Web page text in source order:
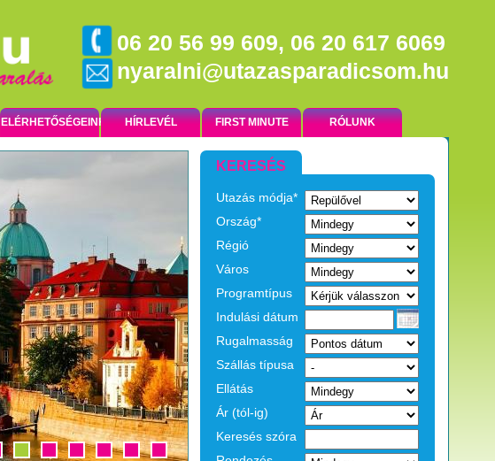
06 20 56 99 609, 06 20 617 6069
nyaralni@utazasparadicsom.hu
ELÉRHETŐSÉGEINK HÍRLEVÉL FIRST MINUTE RÓLUNK
EGZOTIKUS UTAK
KERESÉS
Utazás módja*
Ország*
Régió
Város
Programtípus
Indulási dátum
Rugalmasság
Szállás típusa
Ellátás
Ár (tól-ig)
Keresés szóra